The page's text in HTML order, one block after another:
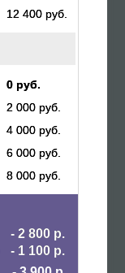
12 400 руб.
0 руб.
2 000 руб.
4 000 руб.
6 000 руб.
8 000 руб.
- 2 800 р.
- 1 100 р.